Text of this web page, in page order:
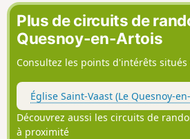
Plus de circuits de
Quesnoy-en-Artois
Consultez les points d'intérêts
Église Saint-Vaast (Le Quesnoy-
Découvrez aussi les circuits de
à proximité